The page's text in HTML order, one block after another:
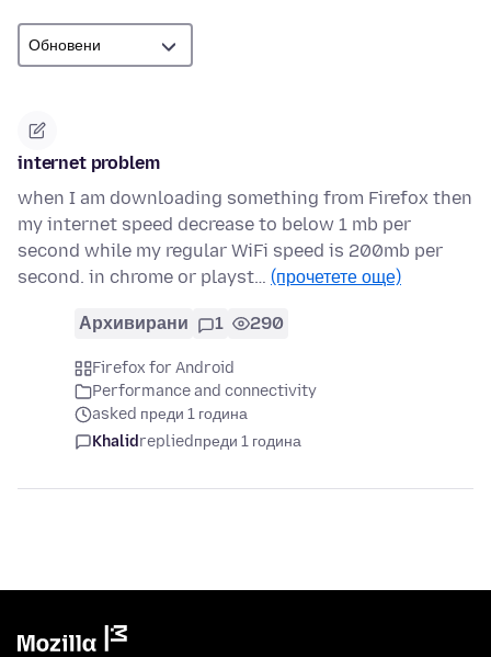
internet problem
when I am downloading something from Firefox then
my internet speed decrease to below 1 mb per
second while my regular WiFi speed is 200mb per
second. in chrome or playst… (прочетете още)
Архивирани 1 290
Firefox for Android
Performance and connectivity
asked преди 1 година
Khalidrepliedпреди 1 година